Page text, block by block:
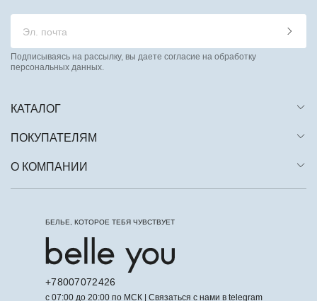
КАТАЛОГ
ПОКУПАТЕЛЯМ
О КОМПАНИИ
Подписываясь на рассылку, вы даете согласие на обработку
персональных данных.
БЕЛЬЕ, КОТОРОЕ ТЕБЯ ЧУВСТВУЕТ
+78007072426
с 07:00 до 20:00 по МСК | Связаться с нами в telegram